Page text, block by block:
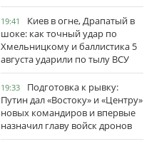
19:41
Киев в огне, Драпатый в
шоке: как точный удар по
Хмельницкому и баллистика 5
августа ударили по тылу ВСУ
19:33
Подготовка к рывку:
Путин дал «Востоку» и «Центру»
новых командиров и впервые
назначил главу войск дронов